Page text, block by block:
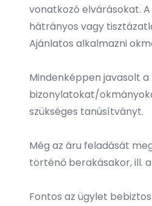
vonatkozó elvárásokat.
hátrányos vagy
Ajánlatos alkalmazni
Mindenképpen javasolt
bizonylatokat/
szükséges tanúsítványt.
Még az áru feladását
történő berakásakor, ill.
Fontos az ügylet